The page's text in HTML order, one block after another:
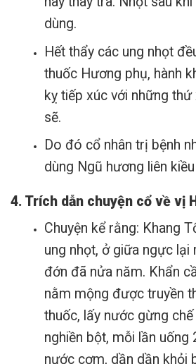
dùng.
Hết thẩy các ung nhọt
thuốc Hương phụ, hành
kỵ tiếp xúc với những
sẽ.
Do đó cổ nhân trị bệnh
dùng Ngũ hương liên
4. Trích dẫn chuyện cổ về vị
Chuyện kể rằng: Khang
ung nhọt, ở giữa ngực lại
đớn đã nửa năm. Khẩn
nằm mộng được truyền
thuốc, lấy nước gừng
nghiền bột, mỗi lần uống
nước cơm, dần dần khỏi